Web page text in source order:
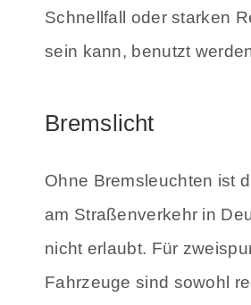
Schnellfall oder starken
sein kann, benutzt
Bremslicht
Ohne Bremsleuchten ist
am Straßenverkehr in
nicht erlaubt. Für
Fahrzeuge sind sowohl